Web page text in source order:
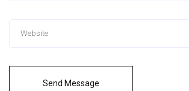
Send Message